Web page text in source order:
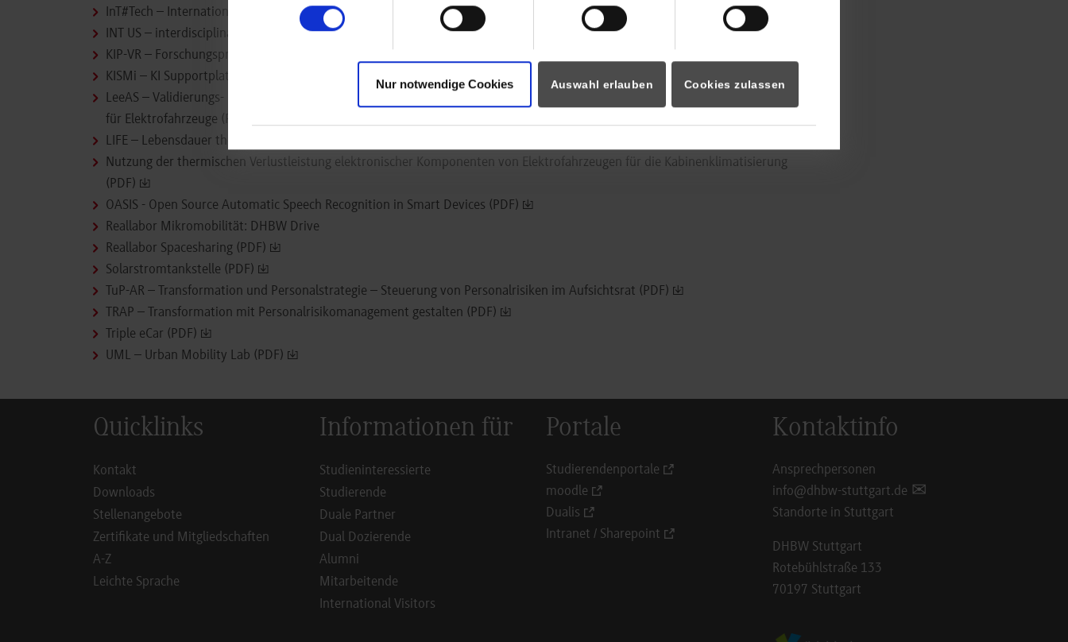
Nur notwendige Cookies Auswahl erlauben Cookies zulassen
InT#Tech – Internationalization and transfer of dual study models in Europe: scientific expectations, challenges and potentials
INT US – interdisciplinary united study
KIP-VR – Forschungsprojekt KI-basierte Punktwolkenanalyse und webbasierte VR-Visualisierung (PDF)
KISMi – KI Supportplattform Mittelstand
LeeAS – Validierungs- und Entwicklungsumgebung für leise Antriebseinheiten mit höchstem Wirkungsgrad und Schaltgetriebe
für Elektrofahrzeuge (PDF)
LIFE – Lebensdauer thermischer Interfacematerialien für die Kühlung von 48 V-Batterien in Mild-Hybrid-Fahrzeugen
Nutzung der thermischen Verlustleistung elektronischer Komponenten von Elektrofahrzeugen für die Kabinenklimatisierung
(PDF)
OASIS - Open Source Automatic Speech Recognition in Smart Devices (PDF)
Reallabor Mikromobilität: DHBW Drive
Reallabor Spacesharing (PDF)
Solarstromtankstelle (PDF)
TuP-AR – Transformation und Personalstrategie – Steuerung von Personalrisiken im Aufsichtsrat (PDF)
TRAP – Transformation mit Personalrisikomanagement gestalten (PDF)
Triple eCar (PDF)
UML – Urban Mobility Lab (PDF)
Quicklinks
Kontakt
Downloads
Stellenangebote
Zertifikate und Mitgliedschaften
A-Z
Leichte Sprache
Informationen für
Studieninteressierte
Studierende
Duale Partner
Dual Dozierende
Alumni
Mitarbeitende
International Visitors
Portale
Studierendenportale
moodle
Dualis
Intranet / Sharepoint
Kontaktinfo
Ansprechpersonen
info@dhbw-stuttgart.de
Standorte in Stuttgart
DHBW Stuttgart
Rotebühlstraße 133
70197 Stuttgart